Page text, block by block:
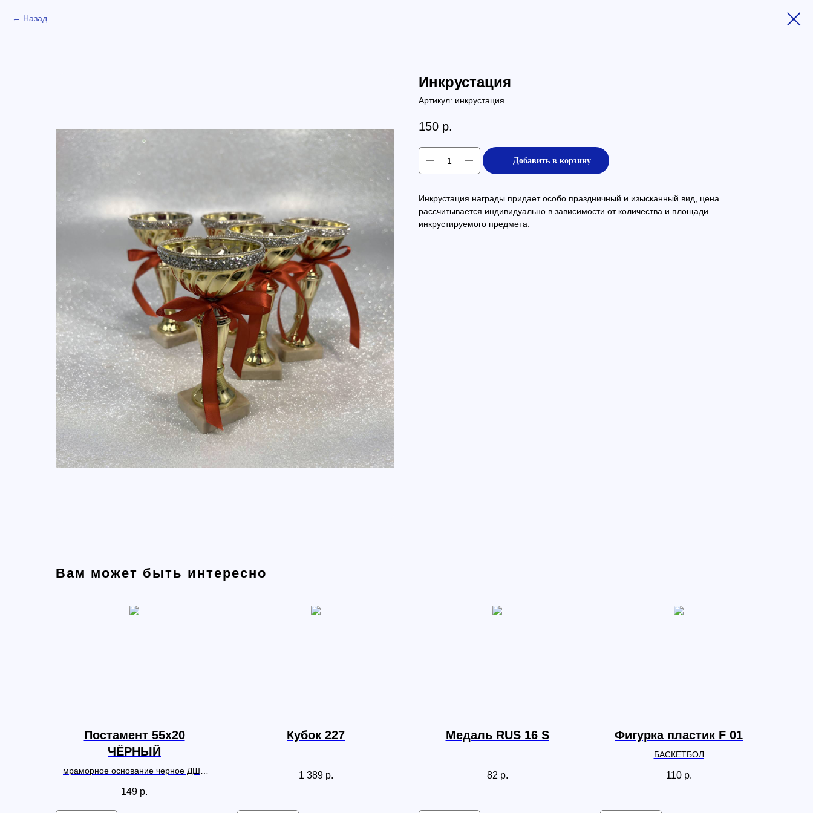
Назад
Инкрустация
Артикул: инкрустация
150 р.
Добавить в корзину
Инкрустация награды придает особо праздничный и изысканный вид, цена
рассчитывается индивидуально в зависимости от количества и площади
инкрустируемого предмета.
Вам может быть интересно
Постамент 55х20
ЧЁРНЫЙ
мраморное основание черное ДШВ
149 р.
Кубок 227
1 389 р.
Медаль RUS 16 S
82 р.
Фигурка пластик F 01
БАСКЕТБОЛ
110 р.